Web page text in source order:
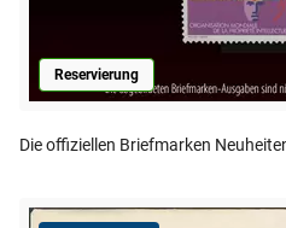
Reservierung
Die offiziellen Briefmarken